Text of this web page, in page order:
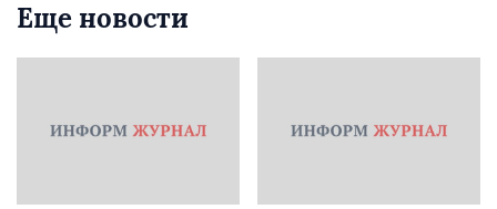
Еще новости